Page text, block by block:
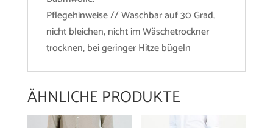
Pflegehinweise // Waschbar auf 30 Grad,
nicht bleichen, nicht im Wäschetrockner
trocknen, bei geringer Hitze bügeln
ÄHNLICHE PRODUKTE